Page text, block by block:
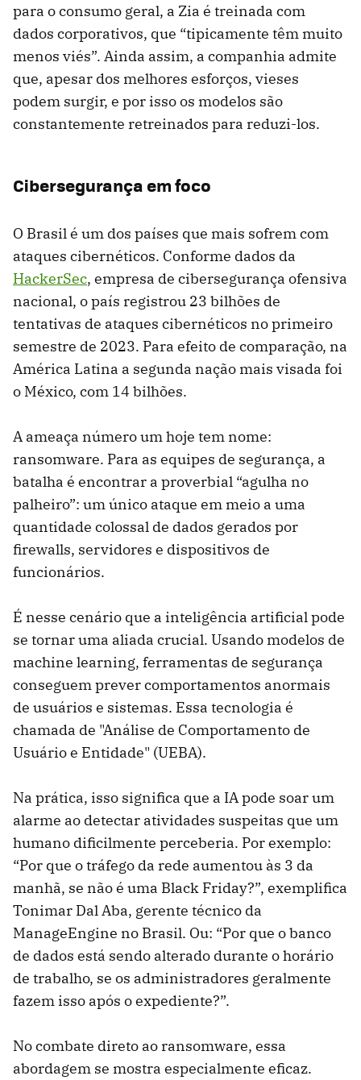
para o consumo geral, a Zia é treinada com
dados corporativos, que “tipicamente têm muito
menos viés”. Ainda assim, a companhia admite
que, apesar dos melhores esforços, vieses
podem surgir, e por isso os modelos são
constantemente retreinados para reduzi-los.
Cibersegurança em foco
O Brasil é um dos países que mais sofrem com
ataques cibernéticos. Conforme dados da
HackerSec, empresa de cibersegurança ofensiva
nacional, o país registrou 23 bilhões de
tentativas de ataques cibernéticos no primeiro
semestre de 2023. Para efeito de comparação, na
América Latina a segunda nação mais visada foi
o México, com 14 bilhões.
A ameaça número um hoje tem nome:
ransomware. Para as equipes de segurança, a
batalha é encontrar a proverbial “agulha no
palheiro”: um único ataque em meio a uma
quantidade colossal de dados gerados por
firewalls, servidores e dispositivos de
funcionários.
É nesse cenário que a inteligência artificial pode
se tornar uma aliada crucial. Usando modelos de
machine learning, ferramentas de segurança
conseguem prever comportamentos anormais
de usuários e sistemas. Essa tecnologia é
chamada de "Análise de Comportamento de
Usuário e Entidade" (UEBA).
Na prática, isso significa que a IA pode soar um
alarme ao detectar atividades suspeitas que um
humano dificilmente perceberia. Por exemplo:
“Por que o tráfego da rede aumentou às 3 da
manhã, se não é uma Black Friday?”, exemplifica
Tonimar Dal Aba, gerente técnico da
ManageEngine no Brasil. Ou: “Por que o banco
de dados está sendo alterado durante o horário
de trabalho, se os administradores geralmente
fazem isso após o expediente?”.
No combate direto ao ransomware, essa
abordagem se mostra especialmente eficaz.